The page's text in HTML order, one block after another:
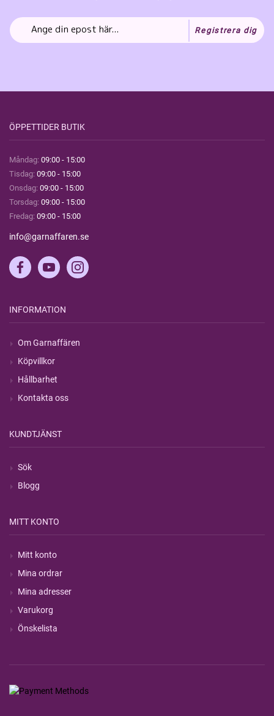
Registrera dig
ÖPPETTIDER BUTIK
Måndag: 09:00 - 15:00
Tisdag: 09:00 - 15:00
Onsdag: 09:00 - 15:00
Torsdag: 09:00 - 15:00
Fredag: 09:00 - 15:00
info@garnaffaren.se
INFORMATION
Om Garnaffären
Köpvillkor
Hållbarhet
Kontakta oss
KUNDTJÄNST
Sök
Blogg
MITT KONTO
Mitt konto
Mina ordrar
Mina adresser
Varukorg
Önskelista